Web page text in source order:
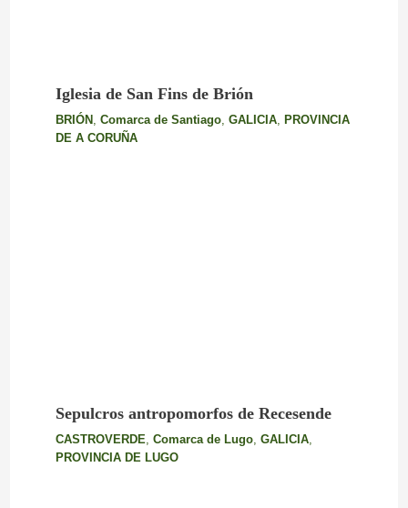
Iglesia de San Fins de Brión
BRIÓN Comarca de Santiago, GALICIA,
PROVINCIA
DE A CORUÑA
Sepulcros antropomorfos de Recesende
CASTROVERDE Comarca de Lugo, GALICIA,
PROVINCIA DE LUGO